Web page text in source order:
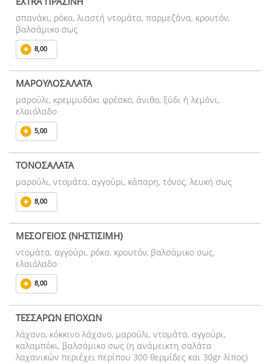
σπανάκι, ρόκα, λιαστή ντομάτα, παρμεζάνα, κρουτόν,
βαλσάμικο σως
8,00
ΜΑΡΟΥΛΟΣΑΛΑΤΑ
μαρούλι, κρεμμυδάκι φρέσκο, άνιθο, ξύδι ή λεμόνι,
ελαιόλαδο
5,00
ΤΟΝΟΣΑΛΑΤΑ
μαρούλι, ντομάτα, αγγούρι, κάπαρη, τόνος, λευκή σως
8,00
ΜΕΣΟΓΕΙΟΣ (ΝΗΣΤΙΣΙΜΗ)
ντομάτα, αγγούρι, ρόκα, κρουτόν, βαλσάμικο σως,
ελαιόλαδο
8,00
ΤΕΣΣΑΡΩΝ ΕΠΟΧΩΝ
λάχανο, κόκκινο λάχανο, μαρούλι, ντομάτα, αγγούρι,
καλαμπόκι, βαλσάμικο σως (η ανάμεικτη σαλάτα
λαχανικών περιέχει περίπου 300 θερμίδες και 30gr λίπος)